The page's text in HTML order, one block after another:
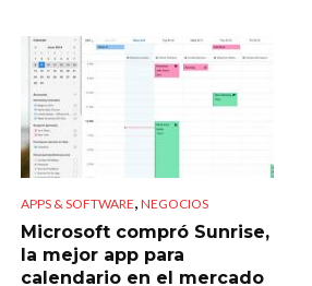
APPS & SOFTWARE, NEGOCIOS
Microsoft compró Sunrise,
la mejor app para
calendario en el mercado